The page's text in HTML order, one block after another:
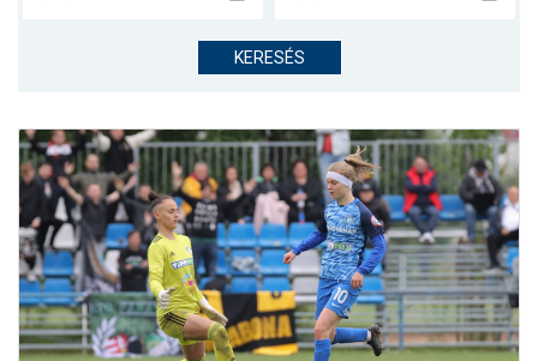
CSAPAT
JELENTKEZÉS
KLUB
GALÉRIA
SZURKOLÓI ÉLMÉNYEK
SAJTÓ
KERESÉS